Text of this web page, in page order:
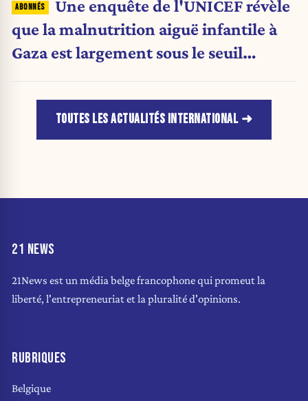
Une enquête de l'UNICEF révèle
que la malnutrition aiguë infantile à
Gaza est largement sous le seuil
TOUTES LES ACTUALITÉS INTERNATIONAL
21 NEWS
21News est un média belge francophone qui promeut la
liberté, l'entrepreneuriat et la pluralité d'opinions.
RUBRIQUES
Belgique